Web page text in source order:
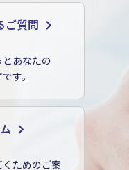
ご質問
あなたの
す。
ためのご案